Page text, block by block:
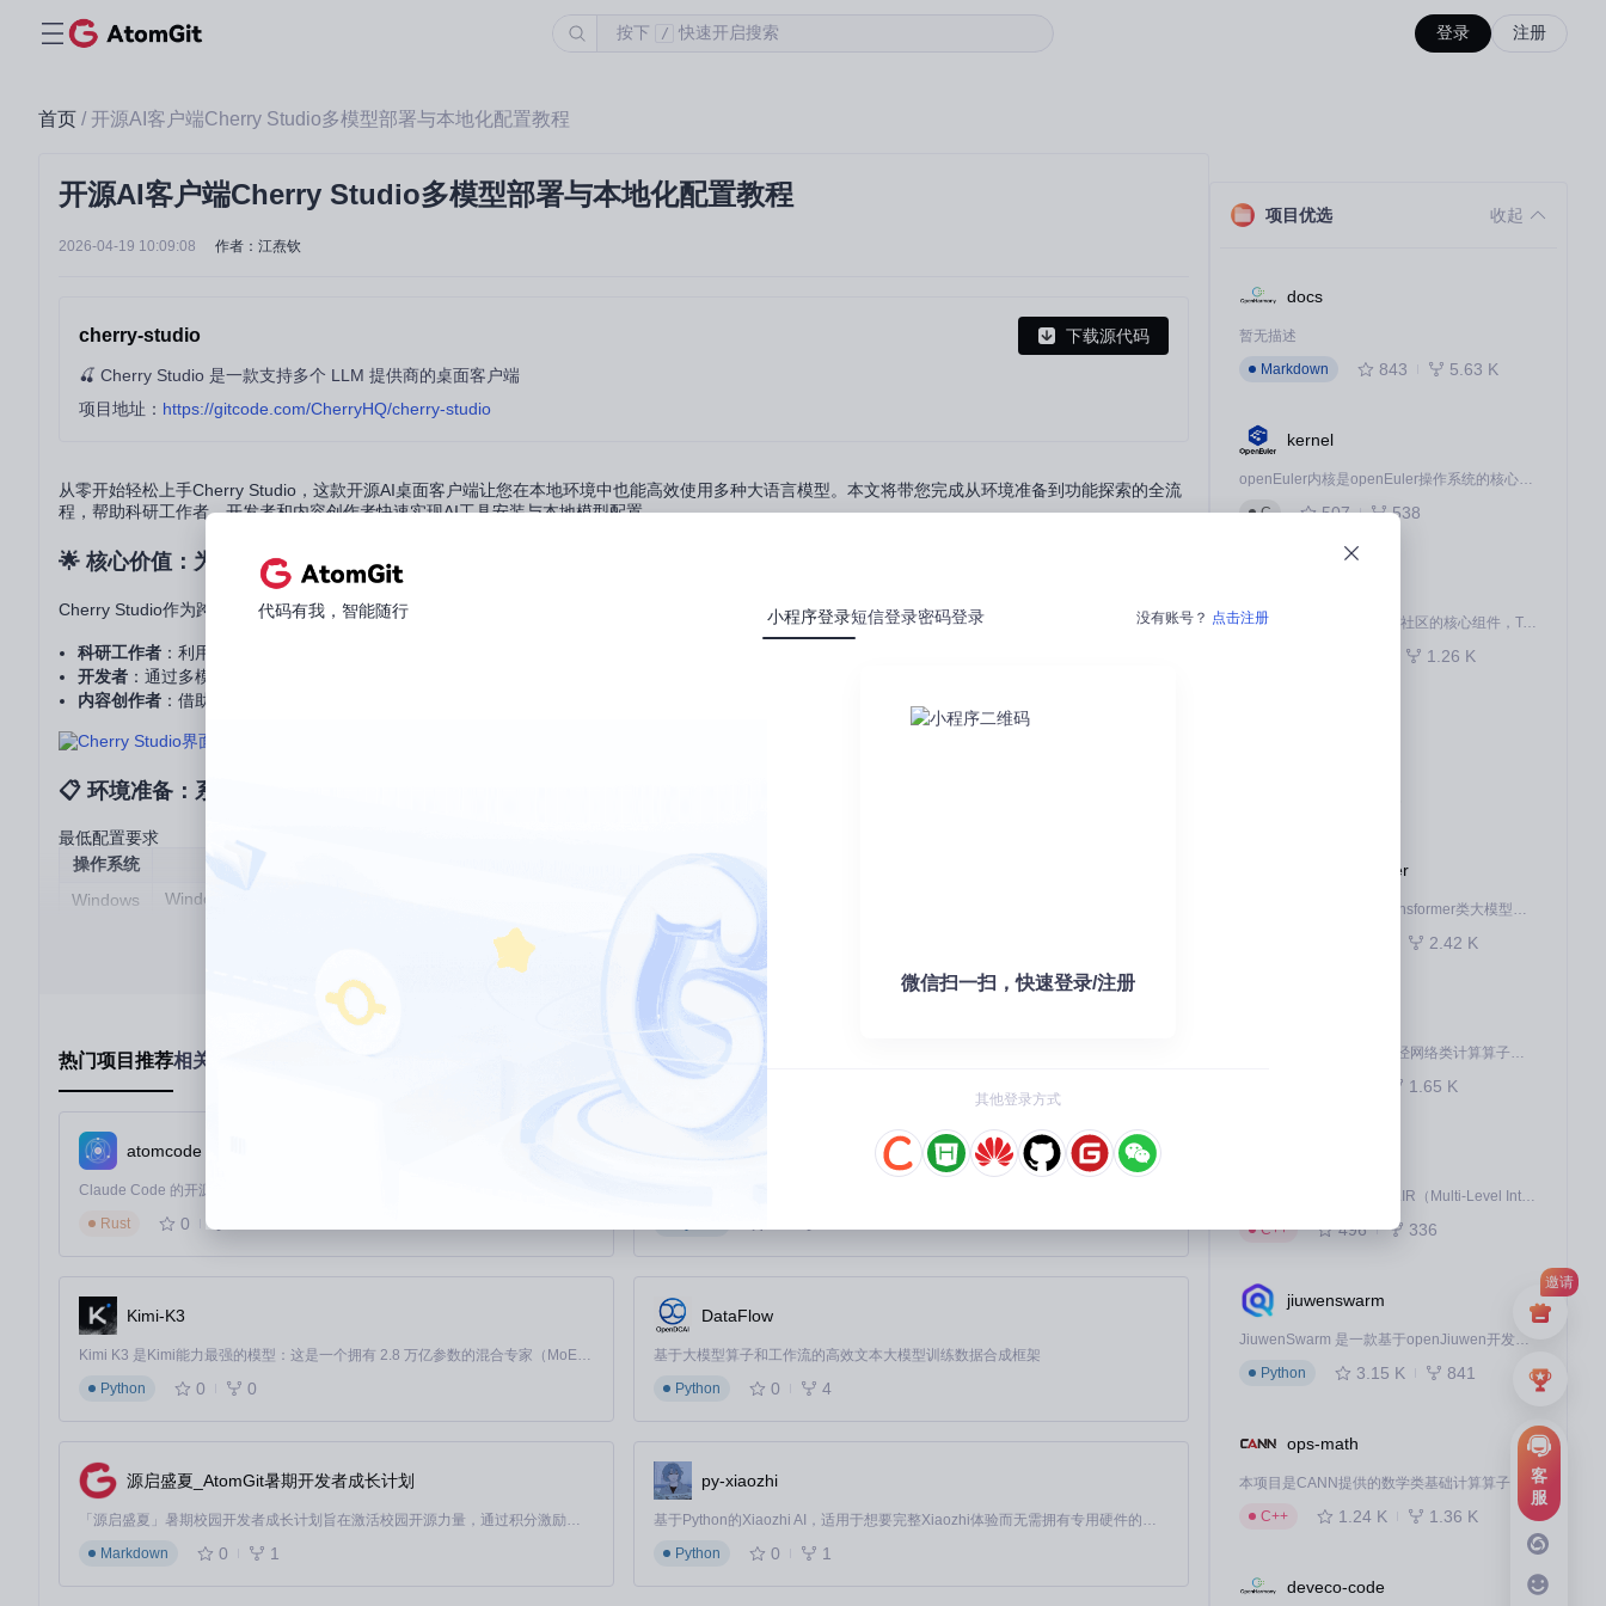
按下 / 快速开启搜索 登录 注册
邀请
客
服
首页 / 开源AI客户端Cherry Studio多模型部署与本地化配置教程
开源AI客户端Cherry Studio多模型部署与本地化配置教程
2026-04-19 10:09:08 作者：江焘钦
cherry-studio 下载源代码
🍒 Cherry Studio 是一款支持多个 LLM 提供商的桌面客户端
项目地址： https://gitcode.com/CherryHQ/cherry-studio
从零开始轻松上手Cherry Studio，这款开源AI桌面客户端让您在本地环境中也能高效使用多种大语言模型。本文将带您完成从环境准备到功能探索的全流
程，帮助科研工作者、开发者和内容创作者快速实现AI工具安装与本地模型配置。
🌟 核心价值：为什么选择Cherry Studio
Cherry Studio作为跨平台AI桌面客户端，为不同用户群体提供针对性解决方案：
科研工作者 ：利用文档处理功能分析论文、提取关键信息，支持文本、图片、Office和PDF等多种格式
开发者 ：通过多模型支持测试不同AI服务的响应效果，内置代码工具提升开发效率
内容创作者 ：借助300+预配置AI助手快速生成和优化内容，支持多轮对话创作
📋 环境准备：系统要求与依赖
最低配置要求
操作系统
版本要求
推荐配置
Windows
Windows 10及以上(64位)
8GB内存，2GB可用空间
8GB内存，2GB可用空间
libgtk-3-0, libnotify4等 8GB内存，2GB可用空间
：适合运行云端模型，建议关闭本地模型以节省资源
中端配置电脑：可流畅运行Ollama等轻量级本地模型，建议分配4GB内存
高端工作站
🚀 分步部署：从基础安装到高级配置
基础安装：快速启动
Windows系统
：完成Cherry Studio基础安装
：双击下载的.exe安装包，按照向导指示完成安装
：桌面生成快捷方式，首次启动时自动打开基础配置向导
目标
操作 ：
# 挂载dmg文件
hdiutil mount cherry-studio.dmg
预期结果：应用程序文件夹中出现Cherry Studio，首次运行需在"系统设置-隐私与安全性"中授权
目标：完成Cherry Studio基础安装
操作：
登录后查看全文
热门项目推荐相关项目推荐
atomcode
Rust
0
Kimi-K3
Kimi K3 是Kimi能力最强的模型：这是一个拥有 2.8 万亿参数的混合专家（MoE）模型，具备原生视觉理解能力，并支持 100 万 token 的上下文窗口。
Python
0 0
DataFlow
基于大模型算子和工作流的高效文本大模型训练数据合成框架
Python
0 4
源启盛夏_AtomGit暑期开发者成长计划
「源启盛夏」暑期校园开发者成长计划旨在激活校园开源力量，通过积分激励、认证扶持、资源倾斜等形式，引导高校组织和开发者完成「入驻 — 建项目 — 做贡献 — 获认证 — 得资源」的完整闭环。无论你是想带领社团入驻平台的组织者，还是希望用代码贡献证明自己的开发者，都能在这里找到属于你的成长路径。
Markdown
0 1
py-xiaozhi
基于Python的Xiaozhi AI，适用于想要完整Xiaozhi体验而无需拥有专用硬件的用户。
Python
0 1
项目优选 收起
docs
暂无描述
Markdown
843 5.63 K
kernel
openEuler内核是openEuler操作系统的核心，既是系统性能与稳定性的基石，也是连接处理器、设备与服务的桥梁。
C
507 538
作为 Ascend for PyTorch 社区的核心组件，TorchNPU 是昇腾专为 PyTorch 打造的深度学习适配插件，使 PyTorch 框架能够直接调用昇腾 NPU，为开发者提供昇腾 AI 处理器的超强算力。
1.26 K
ops-transformer
本项目是CANN提供的transformer类大模型算子库，实现网络在NPU上加速计算。
2.42 K
本项目是CANN提供的神经网络类计算算子库，实现网络在NPU上加速计算。
1.65 K
AscendNPU-IR是基于MLIR（Multi-Level Intermediate Representation）构建的，面向昇腾亲和算子编译时使用的中间表示，提供昇腾完备表达能力，通过编译优化提升昇腾AI处理器计算效率，支持通过生态框架使能昇腾AI处理器与深度调优
C++
496 336
jiuwenswarm
JiuwenSwarm 是一款基于openJiuwen开发的智能AI Agent，它能够将大语言模型的强大能力，通过你日常使用的各类通讯应用，直接延伸至你的指尖。
Python
3.15 K 841
ops-math
C++
1.24 K 1.36 K
deveco-code
代码有我，智能随行 小程序登录短信登录密码登录 没有账号？ 点击注册
微信扫一扫，快速登录/注册
其他登录方式